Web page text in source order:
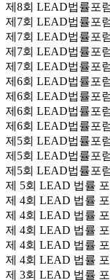
제8회 LEAD법률포
제7회 LEAD법률포
제7회 LEAD법률포
제7회 LEAD법률포
제7회 LEAD법률포
제6회 LEAD법률포
제6회 LEAD법률포
제6회 LEAD법률포
제6회 LEAD법률포
제5회 LEAD법률포
제5회 LEAD법률포
제5회 LEAD법률포
제 5회 LEAD 법률
제 4회 LEAD 법률
제 4회 LEAD 법률
제 4회 LEAD 법률
제 4회 LEAD 법률
제 4회 LEAD 법률
제 3회 LEAD 법률